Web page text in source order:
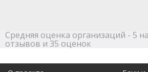
Полезный отзыв? Да(0)
9
Средняя оценка организаций - 5
отзывов и 35 оценок